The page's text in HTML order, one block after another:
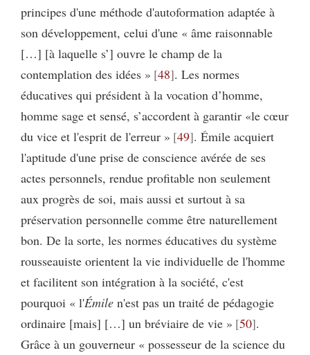
principes d'une méthode d'autoformation adaptée à
son développement, celui d'une « âme raisonnable
[…] [à laquelle s’] ouvre le champ de la
contemplation des idées » 48 . Les normes
éducatives qui président à la vocation d’homme,
homme sage et sensé, s’accordent à garantir «le cœur
du vice et l'esprit de l'erreur » 49 . Émile acquiert
l'aptitude d'une prise de conscience avérée de ses
actes personnels, rendue profitable non seulement
aux progrès de soi, mais aussi et surtout à sa
préservation personnelle comme être naturellement
bon. De la sorte, les normes éducatives du système
rousseauiste orientent la vie individuelle de l'homme
et facilitent son intégration à la société, c'est
pourquoi « l'Émile n'est pas un traité de pédagogie
ordinaire [mais] […] un bréviaire de vie » 50 .
Grâce à un gouverneur « possesseur de la science du